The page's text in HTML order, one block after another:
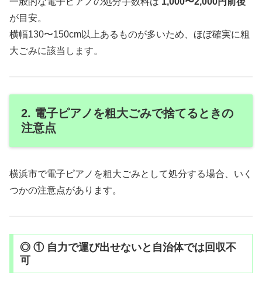
が目安。
横幅130〜150cm以上あるものが多いため、ほぼ確実に粗
大ごみに該当します。
2. 電子ピアノを粗大ごみで捨てるときの
注意点
横浜市で電子ピアノを粗大ごみとして処分する場合、いく
つかの注意点があります。
◎ ① 自力で運び出せないと自治体では回収不
可